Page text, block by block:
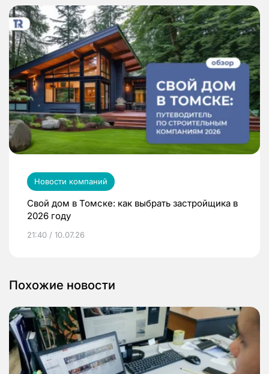
Новости компаний
Свой дом в Томске: как выбрать застройщика в
2026 году
21:40 / 10.07.26
Похожие новости